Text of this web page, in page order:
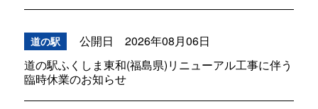
道の駅
公開日 2026年08月06日
道の駅ふくしま東和(福島県)リニューアル工事に伴う
臨時休業のお知らせ